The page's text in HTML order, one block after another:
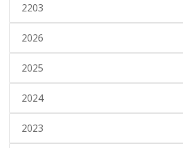
2203
2026
2025
2024
2023